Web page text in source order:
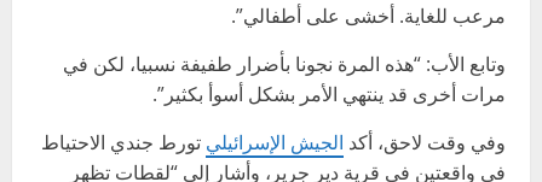
مرعب للغاية. أخشى على أطفالي”.
وتابع الأب: “هذه المرة نجونا بأضرار طفيفة نسبيا، لكن في
مرات أخرى قد ينتهي الأمر بشكل أسوأ بكثير”.
وفي وقت لاحق، أكد الجيش الإسرائيلي تورط جندي الاحتياط
في واقعتين في قرية دير جرير، وأشار إلى “لقطات تظهر